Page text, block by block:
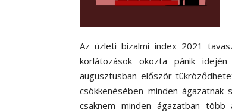
Az üzleti bizalmi index 2021
korlátozások okozta pánik
augusztusban először
csökkenésében minden
csaknem minden ágazatban